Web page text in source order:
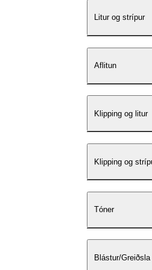
Litur og strípur
Aflitun
Klipping og litur
Klipping og
Tóner
Blástur/Greiðsla